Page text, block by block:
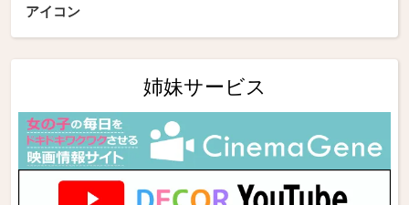
アイコン
姉妹サービス